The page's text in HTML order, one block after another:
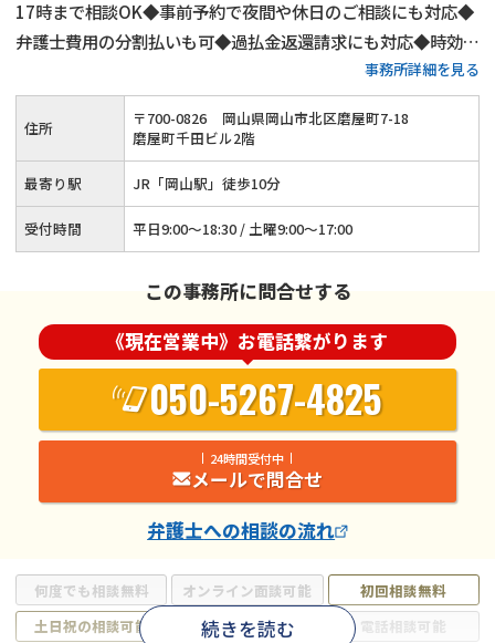
17時まで相談OK◆事前予約で夜間や休日のご相談にも対応◆
弁護士費用の分割払いも可◆過払金返還請求にも対応◆時効の
援用手続きも承ります◆JR「岡山駅」から徒歩10分◆岡山電
気軌道「郵便局前」から徒歩2分
事務所詳細を見る
何度でも相談無料 オンライン面談可能
初回相談無料
土日祝の相談可能
19時以降電話可能
電話相談可能
続きを読む
住所 〒700-0826
岡山県岡山市北区磨屋町7-18
磨屋町千田ビル2階
最寄り駅 JR「岡山駅」徒歩10分
受付時間 平日9:00～18:30 / 土曜9:00～17:00
この事務所に問合せする
《現在営業中》お電話繋がります
050-5267-4825
24時間受付中
メールで問合せ
弁護士への相談の流れ